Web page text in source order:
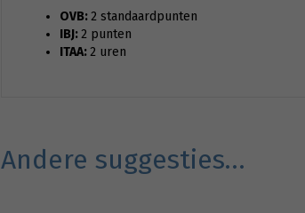
OVB:2 standaardpunten
IBJ:2 punten
ITAA:2 uren
Andere suggesties…